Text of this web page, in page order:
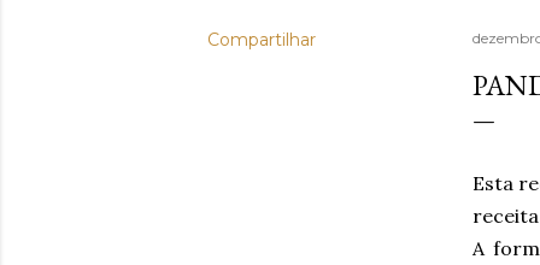
Compartilhar
Esta
A